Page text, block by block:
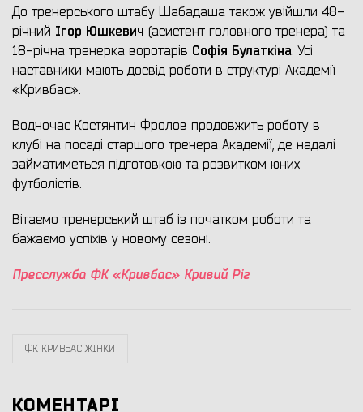
До тренерського штабу Шабадаша також увійшли 48-
річний Ігор Юшкевич (асистент головного тренера) та
18-річна тренерка воротарів Софія Булаткіна. Усі
наставники мають досвід роботи в структурі Академії
«Кривбас».
Водночас Костянтин Фролов продовжить роботу в
клубі на посаді старшого тренера Академії, де надалі
займатиметься підготовкою та розвитком юних
футболістів.
Вітаємо тренерський штаб із початком роботи та
бажаємо успіхів у новому сезоні.
Пресслужба ФК «Кривбас» Кривий Ріг
ФК КРИВБАС ЖІНКИ
КОМЕНТАРІ